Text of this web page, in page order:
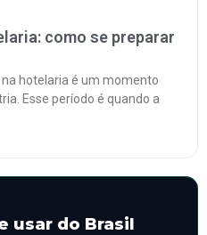
como se preparar
hotelaria é um momento
Esse período é quando a
usar do Brasil